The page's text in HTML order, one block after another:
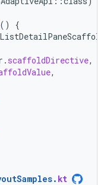
()
{
. scaffoldDirective,
,
. kt